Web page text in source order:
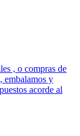
, o compras de
embalamos y
acorde al